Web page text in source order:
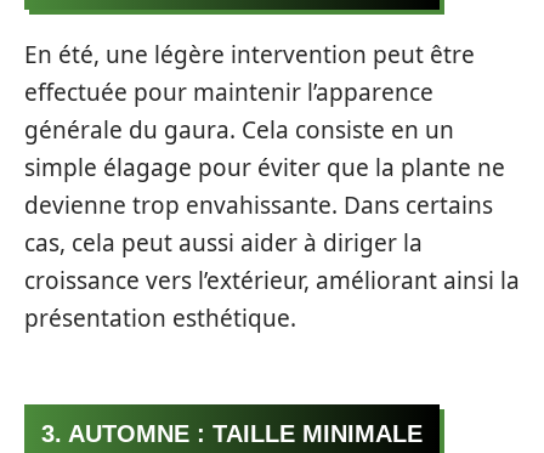
En été, une légère intervention peut être
effectuée pour maintenir l’apparence
générale du gaura. Cela consiste en un
simple élagage pour éviter que la plante ne
devienne trop envahissante. Dans certains
cas, cela peut aussi aider à diriger la
croissance vers l’extérieur, améliorant ainsi la
présentation esthétique.
3. AUTOMNE : TAILLE MINIMALE